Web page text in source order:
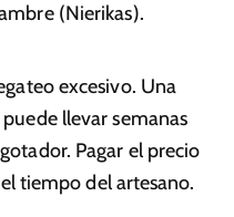
(Nierikas).
excesivo. Una
llevar semanas
Pagar el precio
tiempo del artesano.